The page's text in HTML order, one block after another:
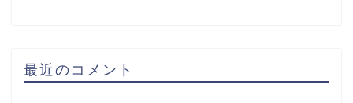
最近のコメント